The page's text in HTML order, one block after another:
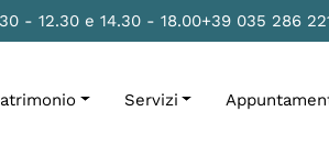
- 12.30 e 14.30 - 18.00+39 035 286
Servizi